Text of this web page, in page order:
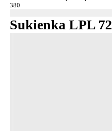
Sukienka LPL